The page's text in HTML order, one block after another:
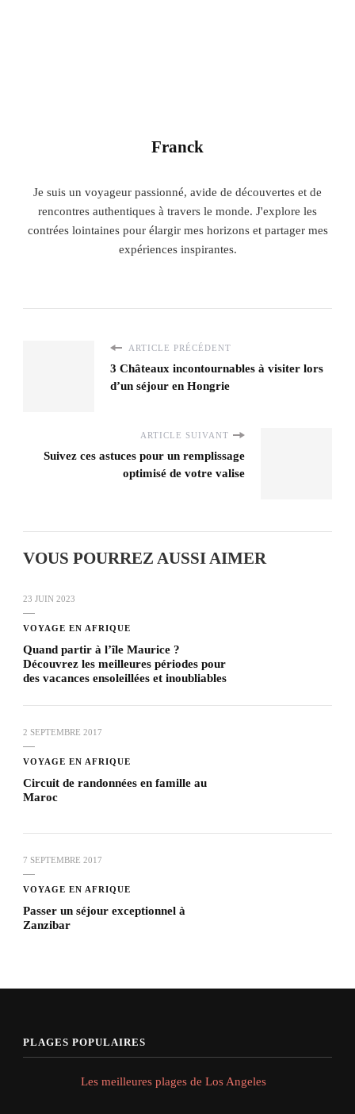
Franck
Je suis un voyageur passionné, avide de découvertes et de
rencontres authentiques à travers le monde. J'explore les
contrées lointaines pour élargir mes horizons et partager mes
expériences inspirantes.
ARTICLE PRÉCÉDENT
3 Châteaux incontournables à visiter lors
d’un séjour en Hongrie
ARTICLE SUIVANT
Suivez ces astuces pour un remplissage
optimisé de votre valise
VOUS POURREZ AUSSI AIMER
23 JUIN 2023
VOYAGE EN AFRIQUE
Quand partir à l’île Maurice ?
Découvrez les meilleures périodes pour
des vacances ensoleillées et inoubliables
2 SEPTEMBRE 2017
VOYAGE EN AFRIQUE
Circuit de randonnées en famille au
Maroc
7 SEPTEMBRE 2017
VOYAGE EN AFRIQUE
Passer un séjour exceptionnel à
Zanzibar
PLAGES POPULAIRES
Les meilleures plages de Los Angeles